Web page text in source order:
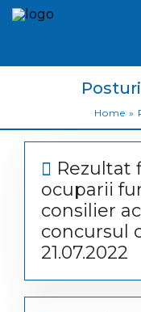
Home »
Rezultat
ocuparii
consilier
concursul
21.07.2022